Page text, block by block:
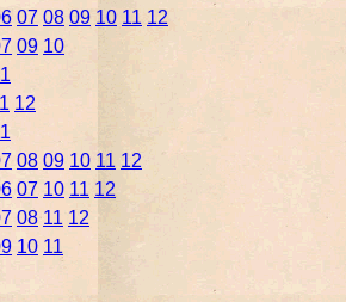
07 08 09 10 11 12
09 10
12
08 09 10 11 12
07 10 11 12
08 11 12
10 11